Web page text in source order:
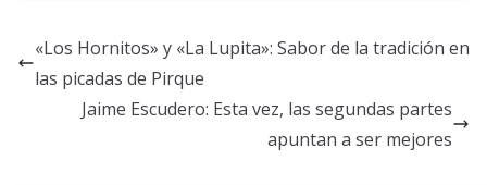
«Los Hornitos» y «La Lupita»: Sabor de la tradición en
las picadas de Pirque
Jaime Escudero: Esta vez, las segundas partes
apuntan a ser mejores